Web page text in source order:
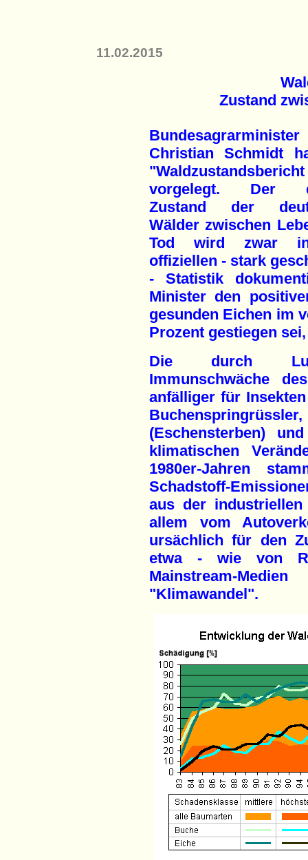
11.02.2015
Zustand
Bundesagrarminister
Christian Schmidt
vorgelegt. Der
Zustand der
Wälder zwischen
Tod wird zwar
offiziellen - stark
- Statistik
Minister den
gesunden Eichen im
Prozent gestiegen
Die durch
Immunschwäche
anfälliger für
(Eschensterben)
klimatischen
1980er-Jahren
Schadstoff-
aus der
allem vom
ursächlich für den
etwa - wie von
Mainstream-
"Klimawandel".